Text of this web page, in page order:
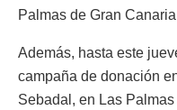
Palmas de Gran
Además, hasta este
campaña de donación
Sebadal, en Las